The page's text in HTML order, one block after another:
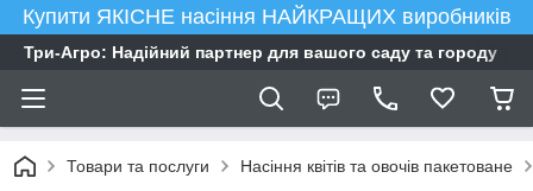
Купити ЯКІСНЕ насіння НАЙКРАЩИХ виробників
Три-Агро: Надійний партнер для вашого саду та городу
Товари та послуги Насіння квітів та овочів пакетоване